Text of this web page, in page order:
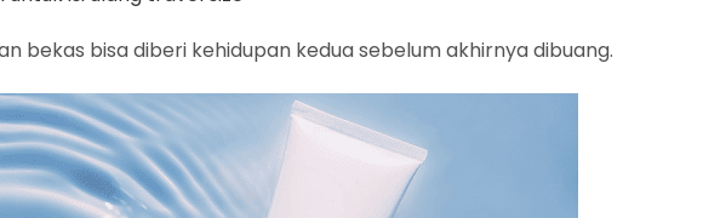
bekas bisa diberi kehidupan kedua sebelum akhirnya dibuang.